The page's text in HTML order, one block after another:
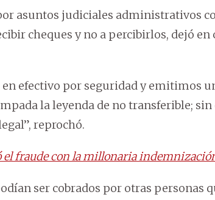
asuntos judiciales administrativos
cheques y no a percibirlos, dejó en
efectivo por seguridad y emitimos
la leyenda de no transferible; sin
reprochó.
el fraude con la millonaria
ser cobrados por otras personas